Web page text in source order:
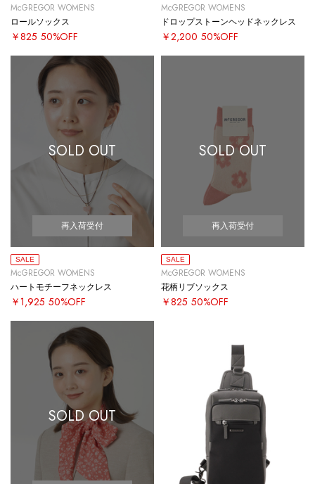
McGREGOR WOMENS
ロールソックス
￥825 50%OFF
McGREGOR WOMENS
ドロップストーンヘッドネックレス
￥2,200 50%OFF
SOLD OUT
再入荷受付
SALE
McGREGOR WOMENS
ハートモチーフネックレス
￥1,925 50%OFF
SOLD OUT
再入荷受付
SALE
McGREGOR WOMENS
花柄リブソックス
￥825 50%OFF
SOLD OUT